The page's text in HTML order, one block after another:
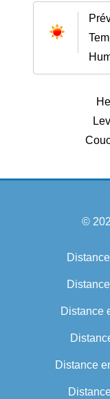
©
Distance
Distance